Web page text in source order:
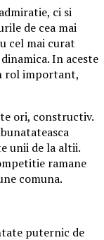
ci si
de cea mai
cel mai curat
In aceste
rol important,
ori, constructiv.
unii de la altii.
ramane
comuna.
puternic de